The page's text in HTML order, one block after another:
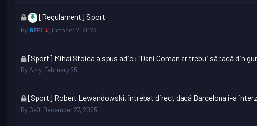
This
topic
is
[Regulament] Sport
By REFLX, October 2, 2022
This
topic
is
[Sport] Mihai Stoica a spus adio: "Dani Coman ar trebui să tacă din
By Azzy, February 25
This
topic
is
[Sport] Robert Lewandowski, întrebat direct dacă Barcelona i-a
By GeO, December 27, 2025